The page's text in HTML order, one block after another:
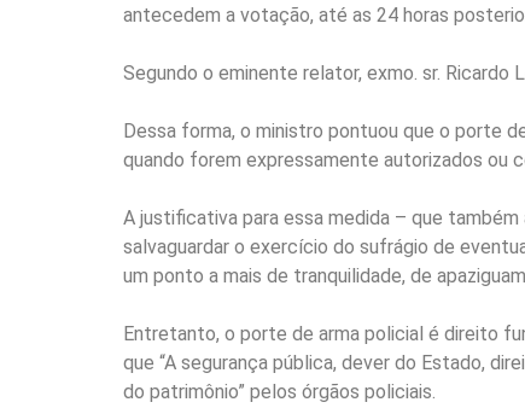
antecedem a votação, até as 24 horas
Segundo o eminente relator, exmo. sr. Ricardo
Dessa forma, o ministro pontuou que o porte
quando forem expressamente autorizados ou
A justificativa para essa medida – que
salvaguardar o exercício do sufrágio de
um ponto a mais de tranquilidade, de
Entretanto, o porte de arma policial é direito
que “A segurança pública, dever do Estado,
do patrimônio” pelos órgãos policiais.